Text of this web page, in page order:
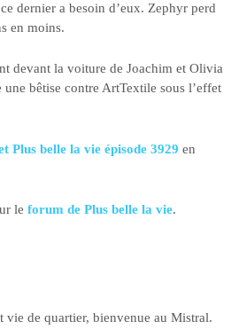
dernier a besoin d’eux. Zephyr perd
en moins.
devant la voiture de Joachim et Olivia
bêtise contre ArtTextile sous l’effet
Plus belle la vie épisode 3929 en
le forum de Plus belle la vie.
vie de quartier, bienvenue au Mistral.